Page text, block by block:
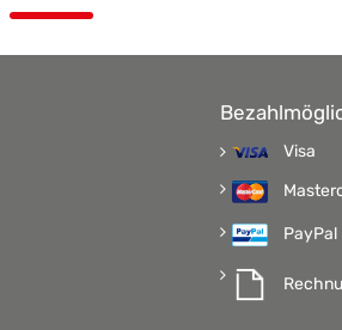
Visa
PayPal